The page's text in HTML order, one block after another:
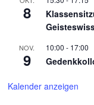
8
NOV.
9
10:00 - 17:00
Kalender anzeigen